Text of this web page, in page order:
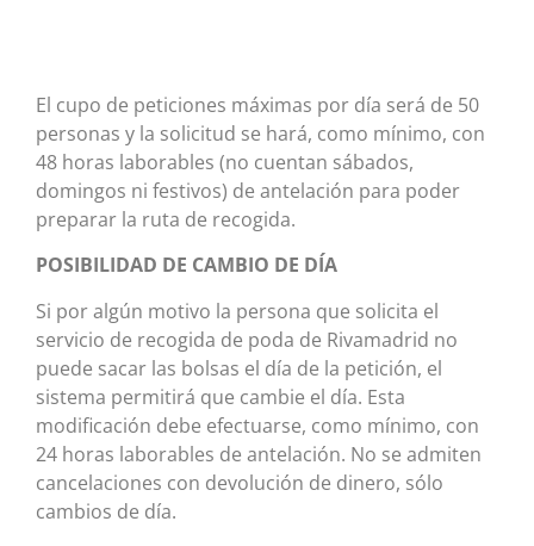
El cupo de peticiones máximas por día será de 50
personas y la solicitud se hará, como mínimo, con
48 horas laborables (no cuentan sábados,
domingos ni festivos) de antelación para poder
preparar la ruta de recogida.
POSIBILIDAD DE CAMBIO DE DÍA
Si por algún motivo la persona que solicita el
servicio de recogida de poda de Rivamadrid no
puede sacar las bolsas el día de la petición, el
sistema permitirá que cambie el día. Esta
modificación debe efectuarse, como mínimo, con
24 horas laborables de antelación. No se admiten
cancelaciones con devolución de dinero, sólo
cambios de día.